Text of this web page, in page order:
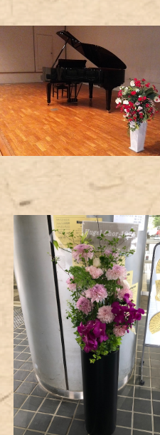
ミニスタンド
¥8,000
コンサート用スタンド
¥20,000